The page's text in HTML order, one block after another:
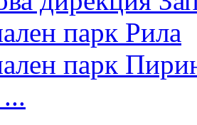
парк Рила
парк